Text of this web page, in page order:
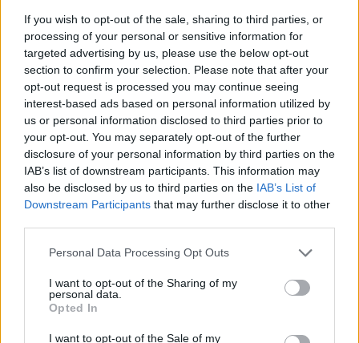
If you wish to opt-out of the sale, sharing to third parties, or
processing of your personal or sensitive information for
targeted advertising by us, please use the below opt-out
section to confirm your selection. Please note that after your
opt-out request is processed you may continue seeing
interest-based ads based on personal information utilized by
us or personal information disclosed to third parties prior to
your opt-out. You may separately opt-out of the further
disclosure of your personal information by third parties on the
IAB’s list of downstream participants. This information may
also be disclosed by us to third parties on the IAB’s List of
Downstream Participants that may further disclose it to other
Please note that this website/app uses one or more Google
not limited to your visit or usage behaviour. You may click to
grant or deny consent to Google and its third-party tags to
use your data for below specified purposes in below Google
consent section.
Personal Data Processing Opt Outs
I want to opt-out of the Sharing of my
personal data.
Opted In
I want to opt-out of the Sale of my
Ahogy korábban már írtunk róla, megyei szinten
alkalmazkodik a gazdálkodók döntéséhez az
Agrárminisztérium és a Nemzeti...
JNSZ megyei hírek